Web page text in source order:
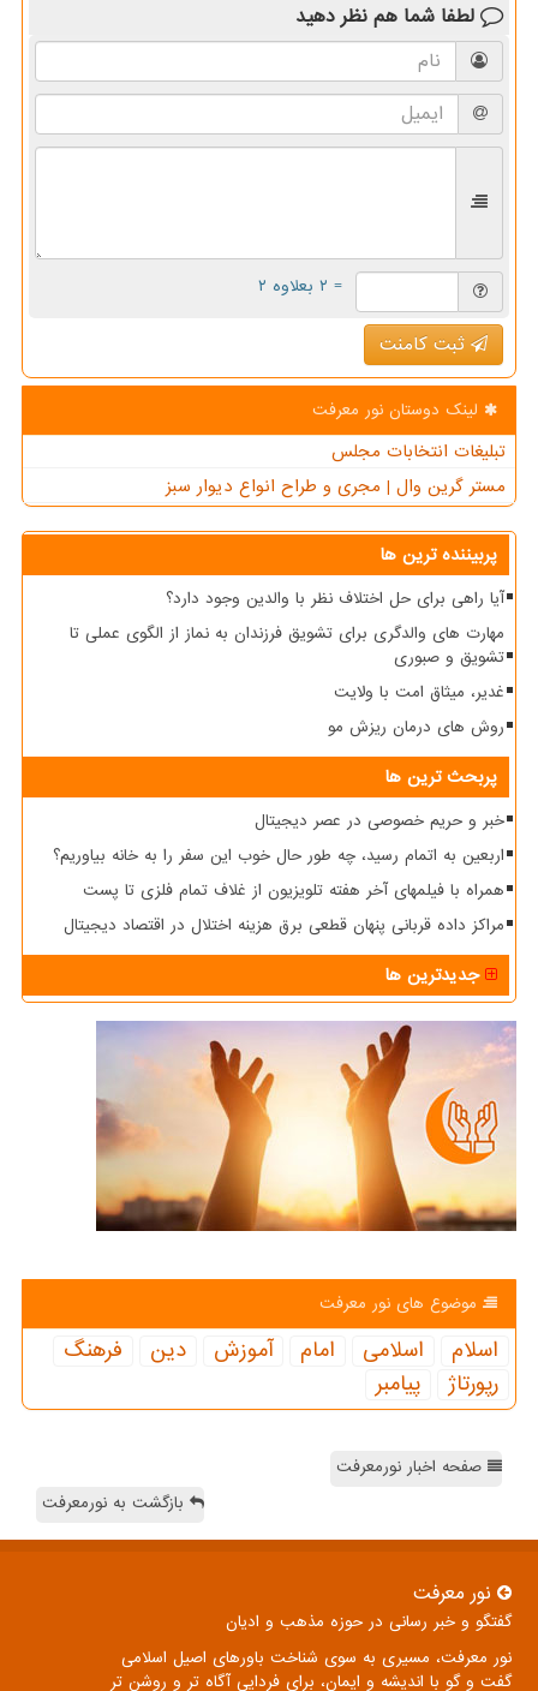
لطفا شما هم نظر دهید
= ۲ بعلاوه ۲
ثبت کامنت
لینک دوستان نور معرفت
تبلیغات انتخابات مجلس
مستر گرین وال | مجری و طراح انواع دیوار سبز
پربیننده ترین ها
آیا راهی برای حل اختلاف نظر با والدین وجود دارد؟
مهارت های والدگری برای تشویق فرزندان به نماز از الگوی عملی تا
تشویق و صبوری
غدیر، میثاق امت با ولایت
روش های درمان ریزش مو
پربحث ترین ها
خبر و حریم خصوصی در عصر دیجیتال
اربعین به اتمام رسید، چه طور حال خوب این سفر را به خانه بیاوریم؟
همراه با فیلمهای آخر هفته تلویزیون از غلاف تمام فلزی تا پست
مراکز داده قربانی پنهان قطعی برق هزینه اختلال در اقتصاد دیجیتال
جدیدترین ها
موضوع های نور معرفت
اسلام اسلامی امام آموزش دین
فرهنگ
رپورتاژ
پیامبر
صفحه اخبار نورمعرفت
بازگشت به نورمعرفت
نور معرفت
گفتگو و خبر رسانی در حوزه مذهب و ادیان
نور معرفت، مسیری به سوی شناخت باورهای اصیل اسلامی
گفت و گو با اندیشه و ایمان، برای فردایی آگاه تر و روشن تر